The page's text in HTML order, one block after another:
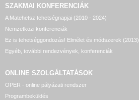
SZAKMAI KONFERENCIÁK
A Matehetsz tehetségnapjai (2010 - 2024)
Nemzetközi konferenciák
Ez is tehetséggondozás! Elmélet és módszerek (2013)
Egyéb, további rendezvények, konferenciák
ONLINE SZOLGÁLTATÁSOK
OPER - online pályázati rendszer
Programbeküldés